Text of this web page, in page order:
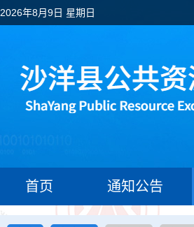
2026年8月9日 星期日
首页 通知公告